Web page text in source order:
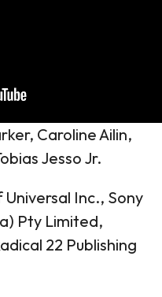
Caroline Ailin,
Jesso Jr.
Inc., Sony
Pty Limited,
22 Publishing